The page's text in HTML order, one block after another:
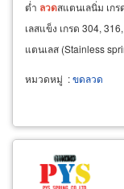
ต่ำ ลวดสแตนเลนิ่ม เกร
เลสแข็ง เกรด 304,
แตนเลส (Stainless
หมวดหมู่ :ขดลวด